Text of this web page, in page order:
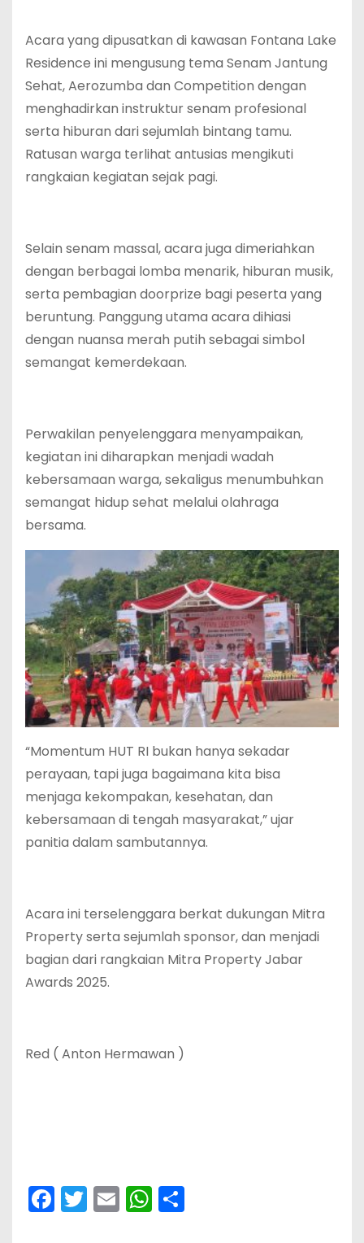
‎Acara yang dipusatkan di kawasan Fontana Lake
Residence ini mengusung tema Senam Jantung
Sehat, Aerozumba dan Competition dengan
menghadirkan instruktur senam profesional
serta hiburan dari sejumlah bintang tamu.
Ratusan warga terlihat antusias mengikuti
rangkaian kegiatan sejak pagi.
‎Selain senam massal, acara juga dimeriahkan
dengan berbagai lomba menarik, hiburan musik,
serta pembagian doorprize bagi peserta yang
beruntung. Panggung utama acara dihiasi
dengan nuansa merah putih sebagai simbol
semangat kemerdekaan.
‎Perwakilan penyelenggara menyampaikan,
kegiatan ini diharapkan menjadi wadah
kebersamaan warga, sekaligus menumbuhkan
semangat hidup sehat melalui olahraga
bersama.
‎“Momentum HUT RI bukan hanya sekadar
perayaan, tapi juga bagaimana kita bisa
menjaga kekompakan, kesehatan, dan
kebersamaan di tengah masyarakat,” ujar
panitia dalam sambutannya.
‎Acara ini terselenggara berkat dukungan Mitra
Property serta sejumlah sponsor, dan menjadi
bagian dari rangkaian Mitra Property Jabar
Awards 2025.
‎Red ( Anton Hermawan )
F
a
T
w
E
m
W
h